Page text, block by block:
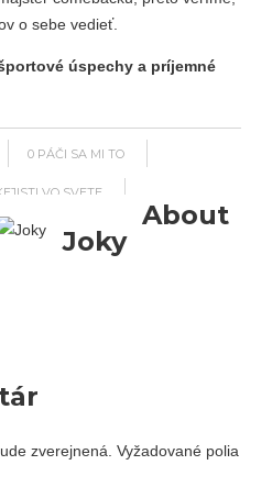
o sebe vedieť.
úspechy a príjemné
0 PÁČI SA MI TO
VO SVETE
About
Joky
zverejnená. Vyžadované polia